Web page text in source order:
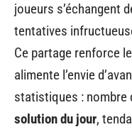
joueurs s’échangent
tentatives
Ce partage renforce
alimente l’envie
statistiques : nombre
solution du jour,